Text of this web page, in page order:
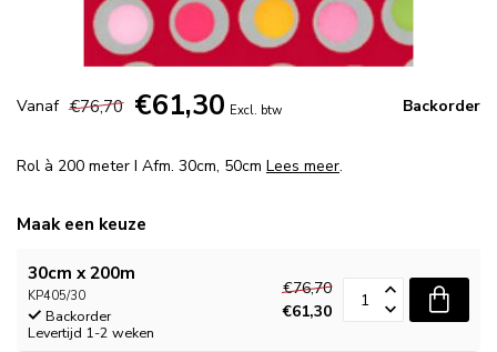
Vanaf €76,70 €61,30 Excl. btw Backorder
Rol à 200 meter I Afm. 30cm, 50cm Lees meer.
Maak een keuze
30cm x 200m
KP405/30
Backorder
Levertijd 1-2 weken
€76,70
€61,30